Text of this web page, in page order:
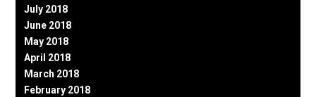
July 2018
June 2018
May 2018
April 2018
March 2018
February 2018